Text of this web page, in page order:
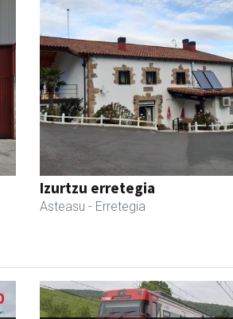
Izurtzu erretegia
Asteasu - Erretegia